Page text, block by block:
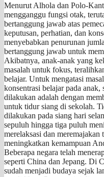
Menurut Alhola dan Polo-
mengganggu fungsi otak,
bertanggung jawab atas
keputusan, perhatian, dan
menyebabkan penurunan
bertanggung jawab untuk
Akibatnya, anak-anak yang
masalah untuk fokus,
belajar. Untuk mengatasi
konsentrasi belajar pada anak,
dilakukan adalah dengan
untuk tidur siang di sekolah.
dilakukan pada siang hari
sepuluh hingga tiga puluh
merelaksasi dan
meningkatkan kemampuan
Beberapa negara telah
seperti China dan Jepang. Di
sudah menjadi budaya sejak